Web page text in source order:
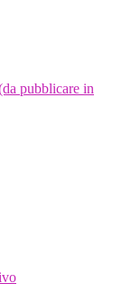
pubblicare in